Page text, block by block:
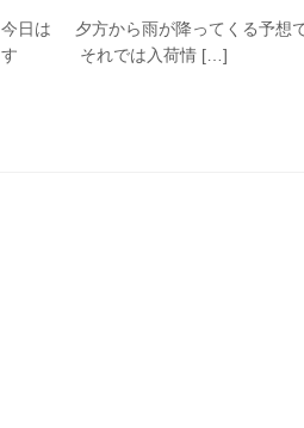
今日は 夕方から雨が降ってくる予想
す それでは入荷情 […]